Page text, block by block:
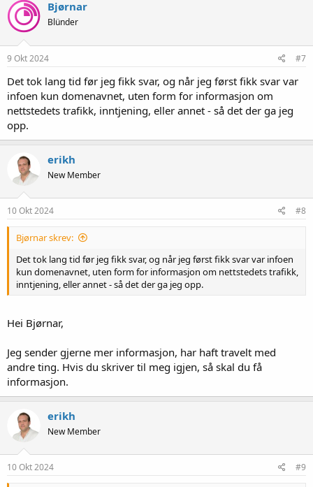
Bjørnar
Blünder
9 Okt 2024 #7
Det tok lang tid før jeg fikk svar, og når jeg først fikk svar var
infoen kun domenavnet, uten form for informasjon om
nettstedets trafikk, inntjening, eller annet - så det der ga jeg
opp.
erikh
New Member
10 Okt 2024 #8
Bjørnar skrev:
Det tok lang tid før jeg fikk svar, og når jeg først fikk svar var infoen
kun domenavnet, uten form for informasjon om nettstedets trafikk,
inntjening, eller annet - så det der ga jeg opp.
Hei Bjørnar,
Jeg sender gjerne mer informasjon, har haft travelt med
andre ting. Hvis du skriver til meg igjen, så skal du få
informasjon.
erikh
New Member
10 Okt 2024 #9